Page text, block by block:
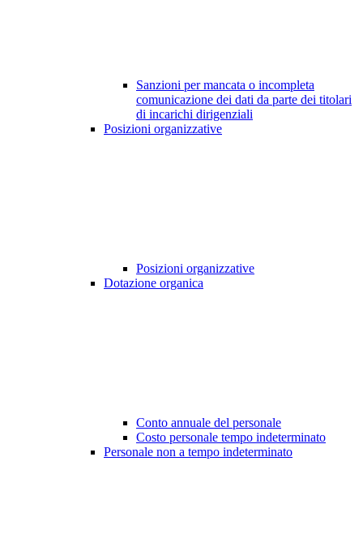
Sanzioni per mancata o incompleta
comunicazione dei dati da parte dei titolari
di incarichi dirigenziali
Posizioni organizzative
Posizioni organizzative
Dotazione organica
Conto annuale del personale
Costo personale tempo indeterminato
Personale non a tempo indeterminato